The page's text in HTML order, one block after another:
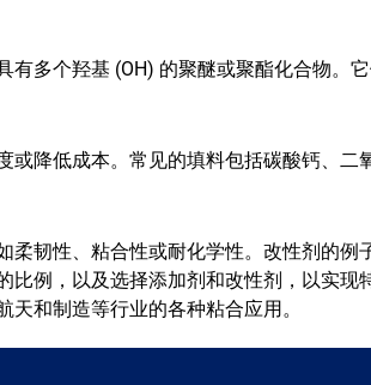
多个羟基 (OH) 的聚醚或聚酯化合物。
降低成本。常见的填料包括碳酸钙、二
韧性、粘合性或耐化学性。改性剂的例
例，以及选择添加剂和改性剂，以实
和制造等行业的各种粘合应用。